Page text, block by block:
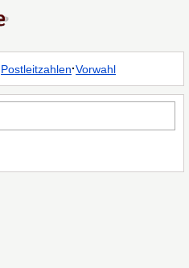
Postleitzahlen·Vorwahl